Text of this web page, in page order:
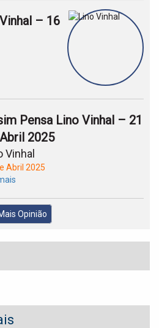
– 16
Pensa Lino Vinhal – 21
2025
Vinhal
Abril 2025
Opinião